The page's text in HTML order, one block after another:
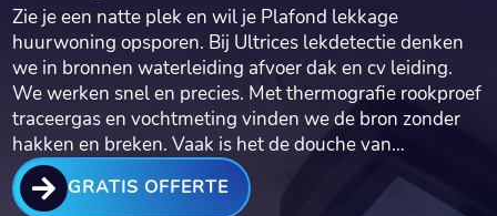
Zie je een natte plek en wil je Plafond lekkage
huurwoning opsporen.​ Bij Ultrices lekdetectie denken
we in bronnen waterleiding afvoer dak en cv leiding.​
We werken snel en precies.​ Met thermografie rookproef
traceergas en vochtmeting vinden we de bron zonder
hakken en breken.​ Vaak is het de douche van…
 GRATIS OFFERTE